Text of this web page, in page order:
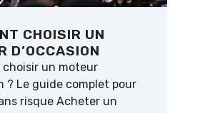
CHOISIR UN
D’OCCASION
choisir un moteur
? Le guide complet pour
risque Acheter un